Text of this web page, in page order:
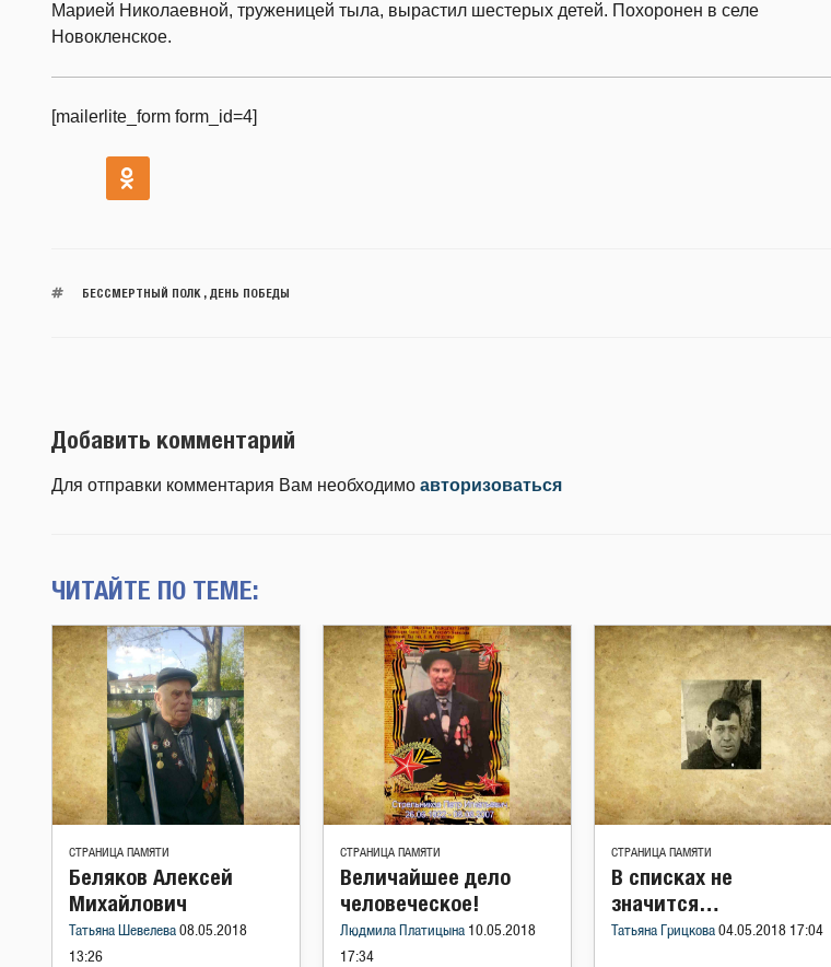
Марией Николаевной, труженицей тыла, вырастил шестерых детей. Похоронен в селе
Новокленское.
[mailerlite_form form_id=4]
БЕССМЕРТНЫЙ ПОЛК, ДЕНЬ ПОБЕДЫ
Добавить комментарий
Для отправки комментария Вам необходимо авторизоваться
ЧИТАЙТЕ ПО ТЕМЕ:
СТРАНИЦА ПАМЯТИ
Беляков Алексей
Михайлович
Татьяна Шевелева 08.05.2018
13:26
СТРАНИЦА ПАМЯТИ
Величайшее дело
человеческое!
Людмила Платицына 10.05.2018
17:34
СТРАНИЦА ПАМЯТИ
В списках не
значится…
Татьяна Грицкова 04.05.2018 17:04